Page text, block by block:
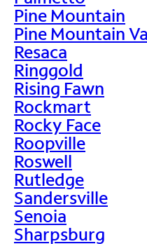
Pine Mountain
Pine Mountain
Resaca
Ringgold
Rising Fawn
Rockmart
Rocky Face
Roopville
Roswell
Rutledge
Sandersville
Senoia
Sharpsburg